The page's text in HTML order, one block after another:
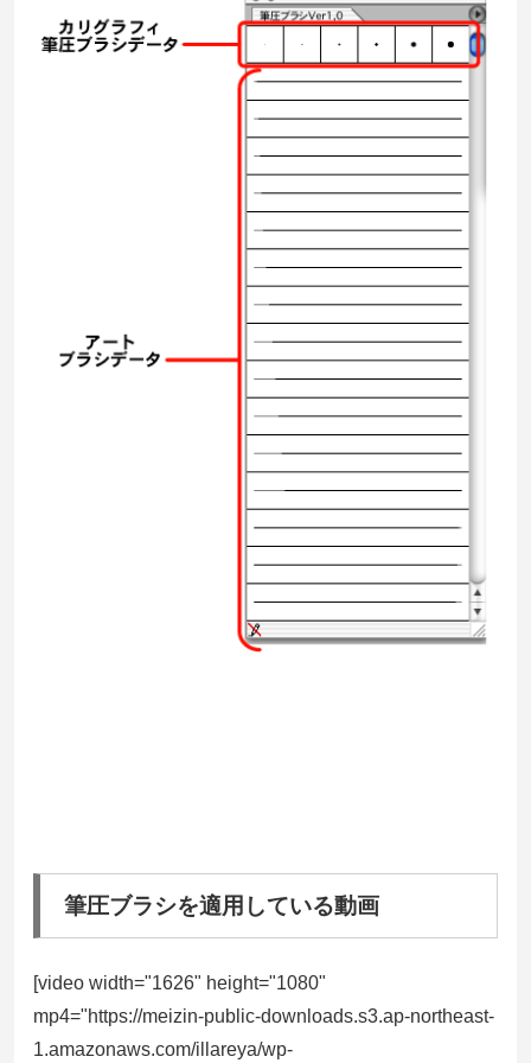
筆圧ブラシを適用している動画
[video width="1626" height="1080"
mp4="https://meizin-public-downloads.s3.ap-northeast-
1.amazonaws.com/illareya/wp-